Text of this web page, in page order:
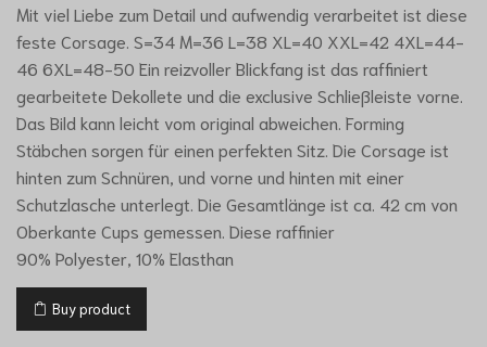
Mit viel Liebe zum Detail und aufwendig verarbeitet ist diese
feste Corsage. S=34 M=36 L=38 XL=40 XXL=42 4XL=44-
46 6XL=48-50 Ein reizvoller Blickfang ist das raffiniert
gearbeitete Dekollete und die exclusive Schließleiste vorne.
Das Bild kann leicht vom original abweichen. Forming
Stäbchen sorgen für einen perfekten Sitz. Die Corsage ist
hinten zum Schnüren, und vorne und hinten mit einer
Schutzlasche unterlegt. Die Gesamtlänge ist ca. 42 cm von
Oberkante Cups gemessen. Diese raffinier
90% Polyester, 10% Elasthan
Buy product